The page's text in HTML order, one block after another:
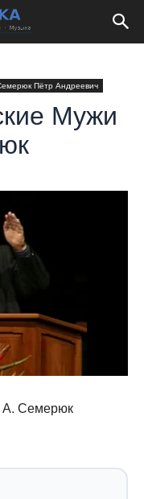
Пётр Андреевич
Мужи
А. Семерюк